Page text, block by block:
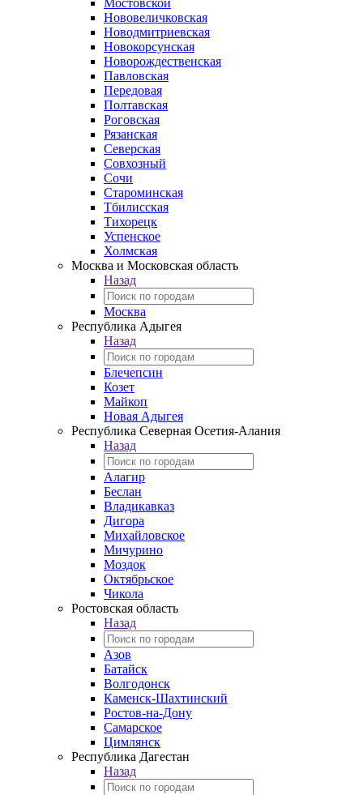
Мостовской
Нововеличковская
Новодмитриевская
Новокорсунская
Новорождественская
Павловская
Передовая
Полтавская
Роговская
Рязанская
Северская
Совхозный
Сочи
Староминская
Тбилисская
Тихорецк
Успенское
Холмская
Москва и Московская область
Назад
Москва
Республика Адыгея
Назад
Блечепсин
Козет
Майкоп
Новая Адыгея
Республика Северная Осетия-Алания
Назад
Алагир
Беслан
Владикавказ
Дигора
Михайловское
Мичурино
Моздок
Октябрьское
Чикола
Ростовская область
Назад
Азов
Батайск
Волгодонск
Каменск-Шахтинский
Ростов-на-Дону
Самарское
Цимлянск
Республика Дагестан
Назад